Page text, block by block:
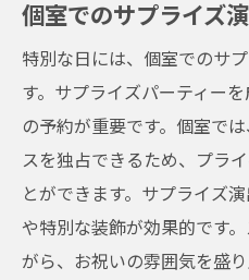
個室でのサプライズ
特別な日には、個室でのサ
す。サプライズパーティー
の予約が重要です。個室で
スを独占できるため、プラ
とができます。サプライズ
や特別な装飾が効果的です
がら、お祝いの雰囲気を盛